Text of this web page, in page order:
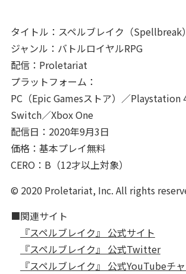
タイトル：スペルブレイク（Spellbreak）
ジャンル：バトルロイヤルRPG
配信：Proletariat
プラットフォーム：
PC（Epic Gamesストア）／
Switch／Xbox One
配信日：2020年9月3日
価格：基本プレイ無料
CERO：B（12才以上対象）
© 2020 Proletariat, Inc. All rights
■関連サイト
『スペルブレイク』 公式サイト
『スペルブレイク』 公式Twitter
『スペルブレイク』 公式YouTubeチ